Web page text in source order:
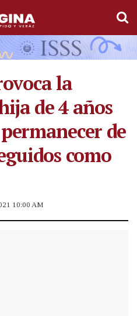
la
de 4 años
de
como
10:00 AM